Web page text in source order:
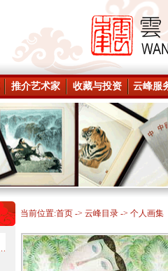
推介艺术家 收藏与投资 云峰服
当前位置:首页 -> 云峰目录 -> 个人画集